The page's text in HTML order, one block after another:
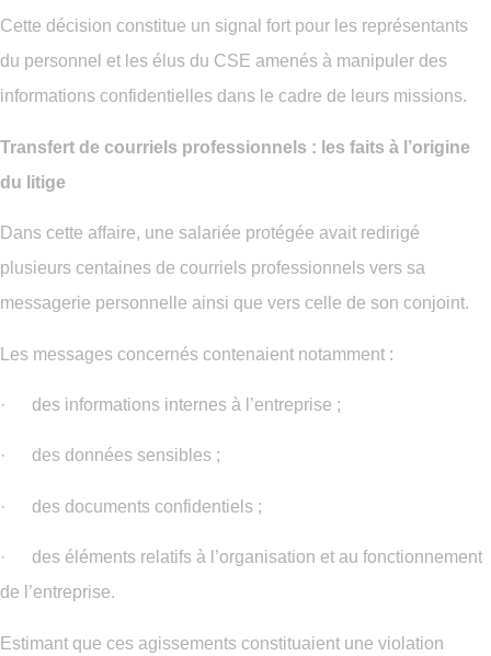
Cette décision constitue un signal fort pour les représentants
du personnel et les élus du CSE amenés à manipuler des
informations confidentielles dans le cadre de leurs missions.
Transfert de courriels professionnels : les faits à l’origine
du litige
Dans cette affaire, une salariée protégée avait redirigé
plusieurs centaines de courriels professionnels vers sa
messagerie personnelle ainsi que vers celle de son conjoint.
Les messages concernés contenaient notamment :
· des informations internes à l’entreprise ;
· des données sensibles ;
· des documents confidentiels ;
· des éléments relatifs à l’organisation et au fonctionnement
de l’entreprise.
Estimant que ces agissements constituaient une violation